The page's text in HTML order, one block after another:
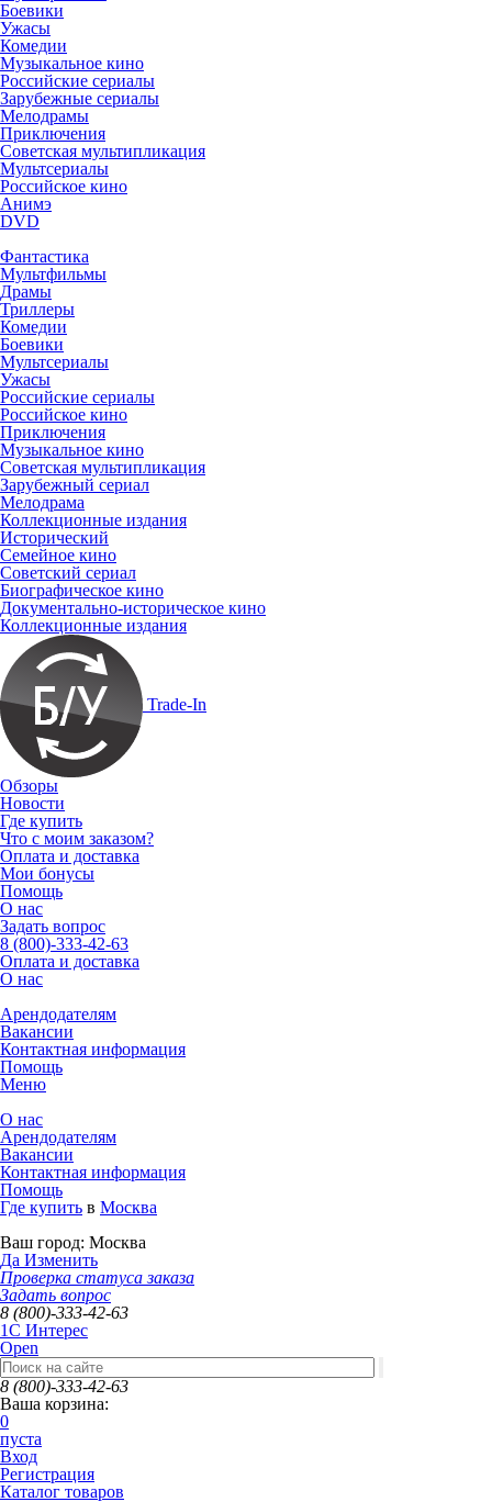
Боевики
Ужасы
Комедии
Музыкальное кино
Российские сериалы
Зарубежные сериалы
Мелодрамы
Приключения
Советская мультипликация
Мультсериалы
Российское кино
Анимэ
DVD
Фантастика
Мультфильмы
Драмы
Триллеры
Комедии
Боевики
Мультсериалы
Ужасы
Российские сериалы
Российское кино
Приключения
Музыкальное кино
Советская мультипликация
Зарубежный сериал
Мелодрама
Коллекционные издания
Исторический
Семейное кино
Советский сериал
Биографическое кино
Документально-историческое кино
Коллекционные издания
Trade-In
Обзоры
Новости
Где купить
Что с моим заказом?
Оплата и доставка
Мои бонусы
Помощь
О нас
Задать вопрос
8 (800)-333-42-63
Оплата и доставка
О нас
Арендодателям
Вакансии
Контактная информация
Помощь
Меню
О нас
Арендодателям
Вакансии
Контактная информация
Помощь
Где купить в Москва
Ваш город: Москва
Да Изменить
Проверка статуса заказа
Задать вопрос
8 (800)-333-42-63
1C Интерес
Open
8 (800)-333-42-63
Ваша корзина:
0
пуста
Вход
Регистрация
Каталог товаров